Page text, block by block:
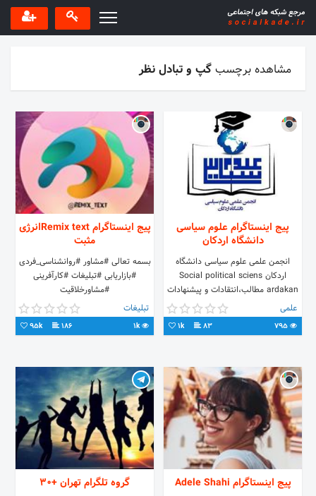
مشاهده برچسبگپ و تبادل نظر
پیج اینستاگرام علوم سیاسی
دانشگاه اردکان
انجمن علمی علوم سیاسی دانشگاه
اردکان Social political sciens
ardakan مطالب،انتقادات و پیشنهادات
خود را برای ما ارسال نمایید. علمی
83
1k
پیج اینستاگرام Remix textانرژی
مثبت
بسمه تعالی #مشاور #روانشناسی_فردی
#بازاریابی #تبلیغات #کارآفرینی
#مشاورخلاقیت
تبلیغات
1k
186
95k
پیج اینستاگرام Adele Shahi گروه تلگرام تهران +30